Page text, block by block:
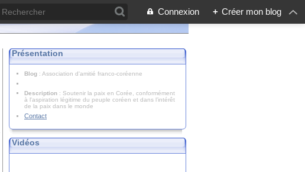
Connexion + Créer mon blog
Présentation
Blog : Association d'amitié franco-coréenne
Description : Soutenir la paix en Corée, conformément
à l'aspiration légitime du peuple coréen et dans l’intérêt
de la paix dans le monde
Contact
Vidéos